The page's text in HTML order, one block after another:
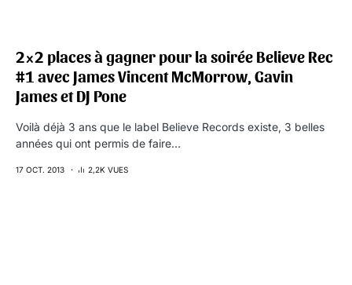
2×2 places à gagner pour la soirée Believe Rec
#1 avec James Vincent McMorrow, Gavin
James et DJ Pone
Voilà déjà 3 ans que le label Believe Records existe, 3 belles
années qui ont permis de faire…
17 OCT. 2013 2,2K VUES